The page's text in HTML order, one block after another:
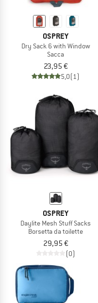
OSPREY
Dry Sack 6 with Window
Sacca
23,95 €
5,0(1)
OSPREY
Daylite Mesh Stuff Sacks
Borsetta da toilette
29,95 €
(0)